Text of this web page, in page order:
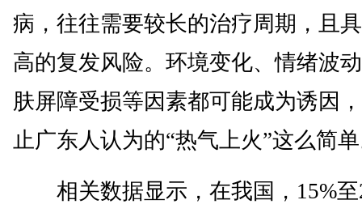
病，往往需要较长的治疗周期，且
高的复发风险。环境变化、情绪波
肤屏障受损等因素都可能成为诱因
止广东人认为的“热气上火”这么简
相关数据显示，在我国，15%至